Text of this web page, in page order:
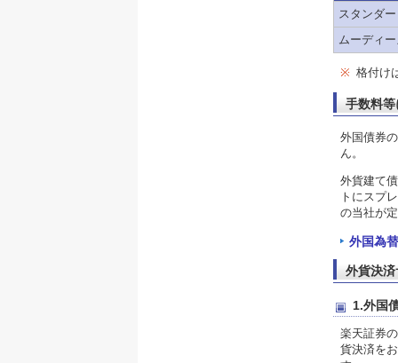
スタンダ
ムーディ
※ 格付け
手数料
外国債券
ん。
外貨建て
トにスプ
の当社が
外国為
外貨決
1.外国
楽天証券
貨決済を